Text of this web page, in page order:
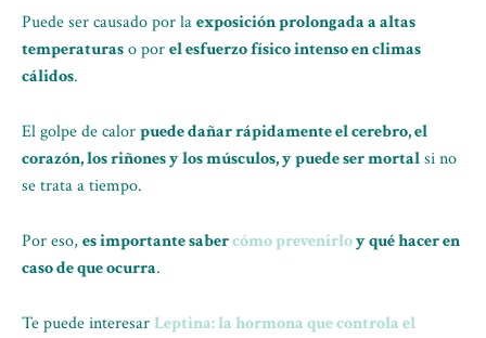
Puede ser causado por laexposición prolongada a altas
temperaturaso porel esfuerzo físico intenso en climas
cálidos.
El golpe de calorpuede dañar rápidamente el cerebro, el
corazón, los riñones y los músculos, y puede ser mortalsi no
se trata a tiempo.
Por eso, es importante sabercómo prevenirloy qué hacer en
caso de que ocurra.
Te puede interesarLeptina: la hormona que controla el